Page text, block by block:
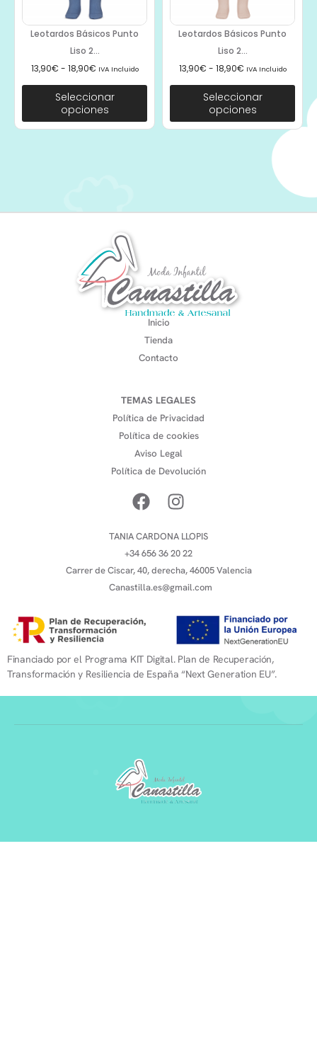
Leotardos Básicos Punto
Liso 2...
13,90€ - 18,90€ IVA Incluido
Seleccionar
opciones
Leotardos Básicos Punto
Liso 2...
13,90€ - 18,90€ IVA Incluido
Seleccionar
opciones
Inicio
Tienda
Contacto
TEMAS LEGALES
Política de Privacidad
Política de cookies
Aviso Legal
Política de Devolución
TANIA CARDONA LLOPIS
+34 656 36 20 22
Carrer de Ciscar, 40, derecha, 46005 Valencia
Canastilla.es@gmail.com
Financiado por el Programa KIT Digital. Plan de Recuperación,
Transformación y Resiliencia de España “Next Generation EU”.